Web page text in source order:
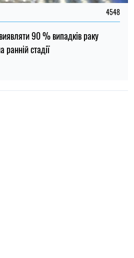
4548
90 % випадків раку
ранній стадії